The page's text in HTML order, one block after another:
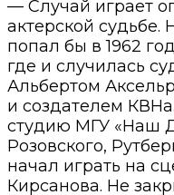
— Случай играет
актерской судьбе.
попал бы в 1962
где и случилась
Альбертом
и создателем
студию МГУ «Наш
Розовского,
начал играть на
Кирсанова. Не